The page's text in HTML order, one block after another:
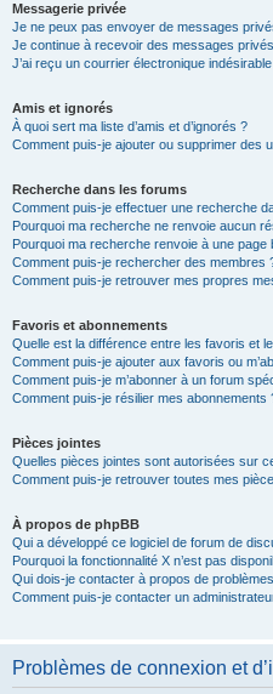
Messagerie privée
Je ne peux pas envoyer de messages
Je continue à recevoir des messages
J’ai reçu un courrier électronique
Amis et ignorés
À quoi sert ma liste d’amis et d’ignorés ?
Comment puis-je ajouter ou supprimer des
Recherche dans les forums
Comment puis-je effectuer une recherche
Pourquoi ma recherche ne renvoie aucun
Pourquoi ma recherche renvoie à une page
Comment puis-je rechercher des membres
Comment puis-je retrouver mes propres
Favoris et abonnements
Quelle est la différence entre les favoris et
Comment puis-je ajouter aux favoris ou
Comment puis-je m’abonner à un forum
Comment puis-je résilier mes abonnements
Pièces jointes
Quelles pièces jointes sont autorisées sur
Comment puis-je retrouver toutes mes
À propos de phpBB
Qui a développé ce logiciel de forum de
Pourquoi la fonctionnalité X n’est pas
Qui dois-je contacter à propos de
Comment puis-je contacter un
Problèmes de connexion et